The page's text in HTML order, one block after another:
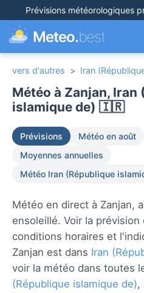
Prévisions météorologiques
Meteo.best
vers d'autres > Iran
Météo à Zanjan, Iran
islamique de) 🇮🇷
Prévisions Météo en août
Moyennes annuelles
Météo Iran (République
Météo en direct à Zanjan,
ensoleillé. Voir la prévision
conditions horaires et
Zanjan est dans Iran
voir la météo dans toutes
(République islamique de),